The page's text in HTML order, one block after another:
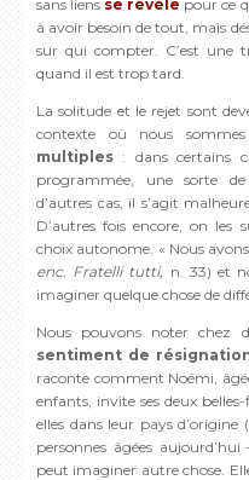
sans liens se révèle pour ce
à avoir besoin de tout, mais
sur qui compter. C’est une
quand il est trop tard.
La solitude et le rejet sont
contexte où nous
multiples : dans certains
programmée, une sorte
d’autres cas, il s’agit
D’autres fois encore, on les
choix autonome. « Nous
enc. Fratelli tutti, n. 33) et
imaginer quelque chose de
Nous pouvons noter chez
sentiment de
raconte comment Noémi,
enfants, invite ses deux
elles dans leur pays
personnes âgées
peut imaginer autre chose.